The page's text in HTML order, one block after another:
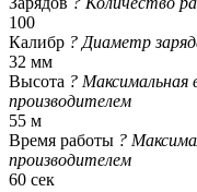
100
Калибр ? Диаметр
32 мм
Высота ? Максимальная
производителем
55 м
Время работы ?
производителем
60 сек